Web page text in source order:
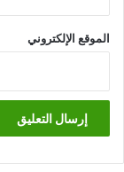
الموقع الإلكتروني